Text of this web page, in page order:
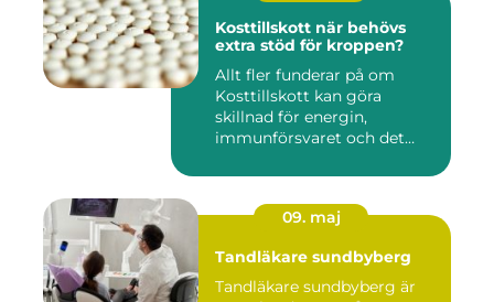
Kosttillskott när behövs
extra stöd för kroppen?
Allt fler funderar på om
Kosttillskott kan göra
skillnad för energin,
immunförsvaret och det
09. maj
Tandläkare sundbyberg
Tandläkare sundbyberg är